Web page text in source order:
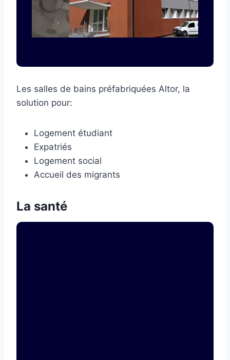
Les salles de bains préfabriquées Altor, la
solution pour:
Logement étudiant
Expatriés
Logement social
Accueil des migrants
La santé